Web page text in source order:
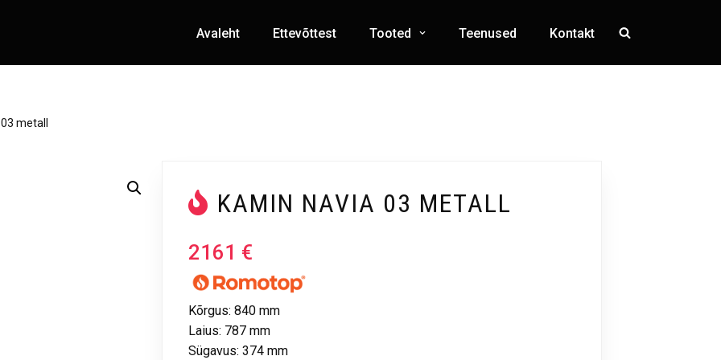
Avaleht Ettevõttest Tooted Teenused Kontakt
metall
KAMIN NAVIA 03 METALL
2161 €
Kõrgus: 840 mm
Laius: 787 mm
Sügavus: 374 mm